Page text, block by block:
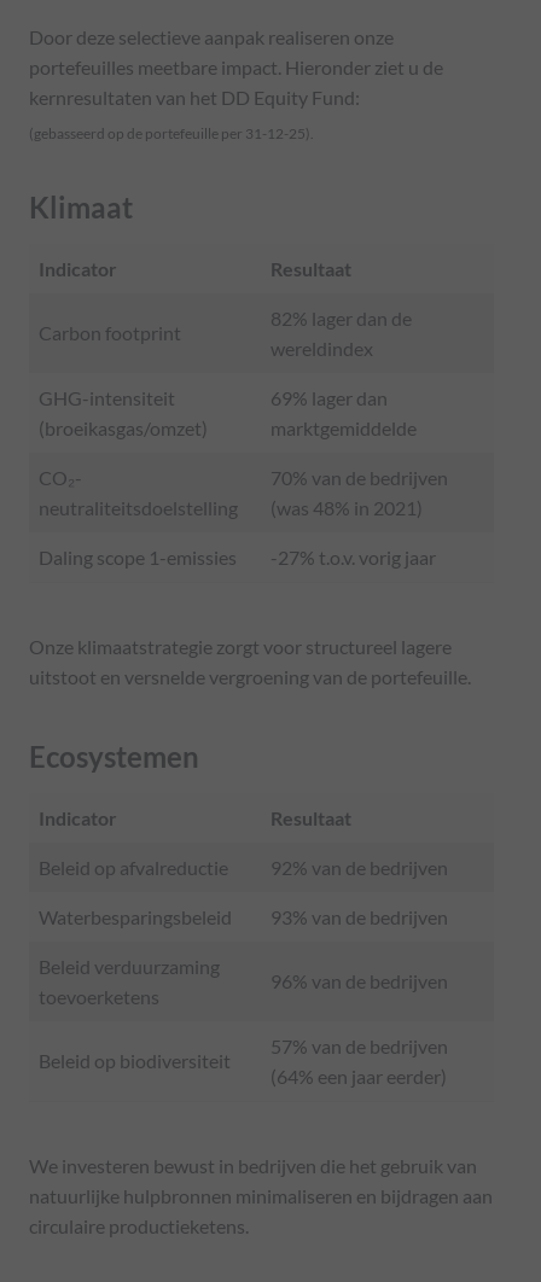
Door deze selectieve aanpak realiseren onze
portefeuilles meetbare impact. Hieronder ziet u de
kernresultaten van het DD Equity Fund:
(gebasseerd op de portefeuille per 31-12-25).
Klimaat
Indicator Resultaat
Carbon footprint
82% lager dan de
wereldindex
GHG-intensiteit
(broeikasgas/omzet)
69% lager dan
marktgemiddelde
CO₂-
neutraliteitsdoelstelling
70% van de bedrijven
(was 48% in 2021)
Daling scope 1-emissies -27% t.o.v. vorig jaar
Onze klimaatstrategie zorgt voor structureel lagere
uitstoot en versnelde vergroening van de portefeuille.
Ecosystemen
Indicator Resultaat
Beleid op afvalreductie 92% van de bedrijven
Waterbesparingsbeleid 93% van de bedrijven
Beleid verduurzaming
toevoerketens
96% van de bedrijven
Beleid op biodiversiteit
57% van de bedrijven
(64% een jaar eerder)
We investeren bewust in bedrijven die het gebruik van
natuurlijke hulpbronnen minimaliseren en bijdragen aan
circulaire productieketens.